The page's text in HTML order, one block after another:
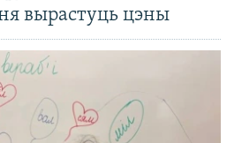
вырастуць цэны